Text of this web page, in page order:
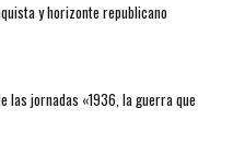
y horizonte republicano
las jornadas «1936, la guerra que